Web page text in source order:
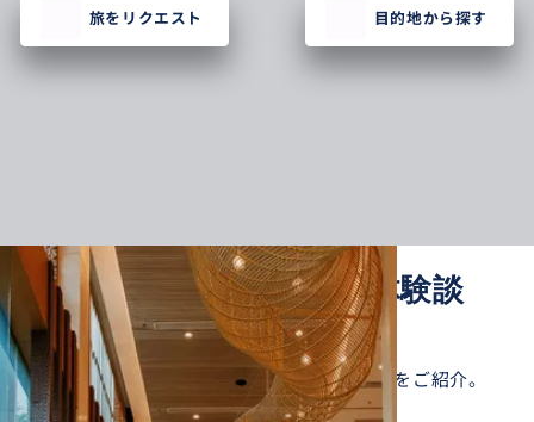
旅をリクエスト 目的地から探す
現地ツアー・サービス体験談
TOUR & EXPERIENCE STORIES
ひとりひとりの旅に寄り添うツアーや体験をご紹介。
クチコミから次の"理想の旅"を見つけよう。